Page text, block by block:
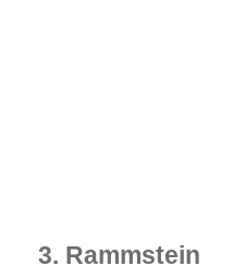
3. Rammstein